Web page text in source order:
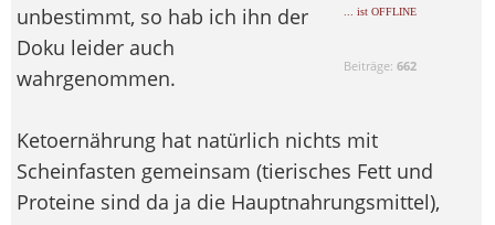
... ist OFFLINE
Beiträge:662
unbestimmt, so hab ich ihn der
Doku leider auch
wahrgenommen.
Ketoernährung hat natürlich nichts mit
Scheinfasten gemeinsam (tierisches Fett und
Proteine sind da ja die Hauptnahrungsmittel),